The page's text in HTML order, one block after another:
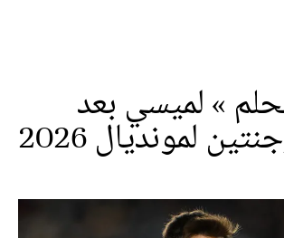
» لميسي بعد
لمونديال 2026